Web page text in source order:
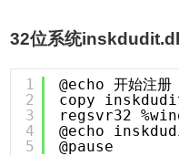
32位系统
1
2
3
4
5
@echo 开始注册
copy
regsvr32
@echo
@pause